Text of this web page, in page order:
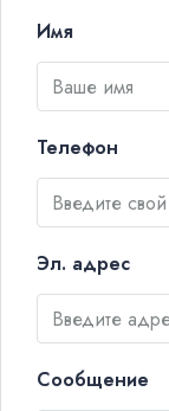
Имя
Телефон
Эл. адрес
Сообщение